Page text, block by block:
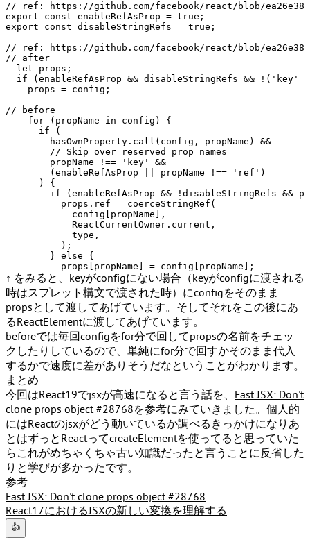
// ref: https://github.com/facebook/react/blob/
export
const enableRefAsProp = true
export
const disableStringRefs = true ;
// ref: https://github.com/facebook/react/blob/
// after
let props;
if (enableRefAsProp && disableStringRefs && !( 'key'
    props = config;
// before
for (propName in config) {
if (
        hasOwnProperty.
call (config, propName) &&
// Skip over reserved prop names
        propName !==
'key'
&&
        (enableRefAsProp || propName !==
'ref' )
      ) {
if (enableRefAsProp && !disableStringRefs &&
          props.
ref = coerceStringRef (
            config[propName],
ReactCurrentOwner . current ,
            type,
          );
        }
else {
↑ をみると、keyがconfigにない場合（keyがconfigに渡される
時はスプレット構文で渡された時）にconfigをそのまま
propsとして渡してあげています。そしてそれをこの後にあ
るReactElementに渡してあげています。
beforeでは毎回configをfor分で回してpropsの名前をチェッ
クしたりしているので、単純にfor分で回すかそのまま代入
するかで速度に差がありそうだなということがわかります。
まとめ
今回はReact19でjsxが高速になると言う話を、 Fast JSX: Don't
clone props object #28768を参考にみていきました。個人的
にはReactのjsxがどう動いているか調べるきっかけになりあ
とはずっとReactってcreateElementを使ってると思っていた
らこれがめちゃくちゃ古い知識だったと言うことに反省した
りと学びが多かったです。
参考
Fast JSX: Don't clone props object #28768
React17におけるJSXの新しい変換を理解する
👍